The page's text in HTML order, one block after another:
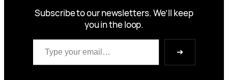
Subscribe to our newsletters. We’ll keep
you in the loop.
Type your email…
➔